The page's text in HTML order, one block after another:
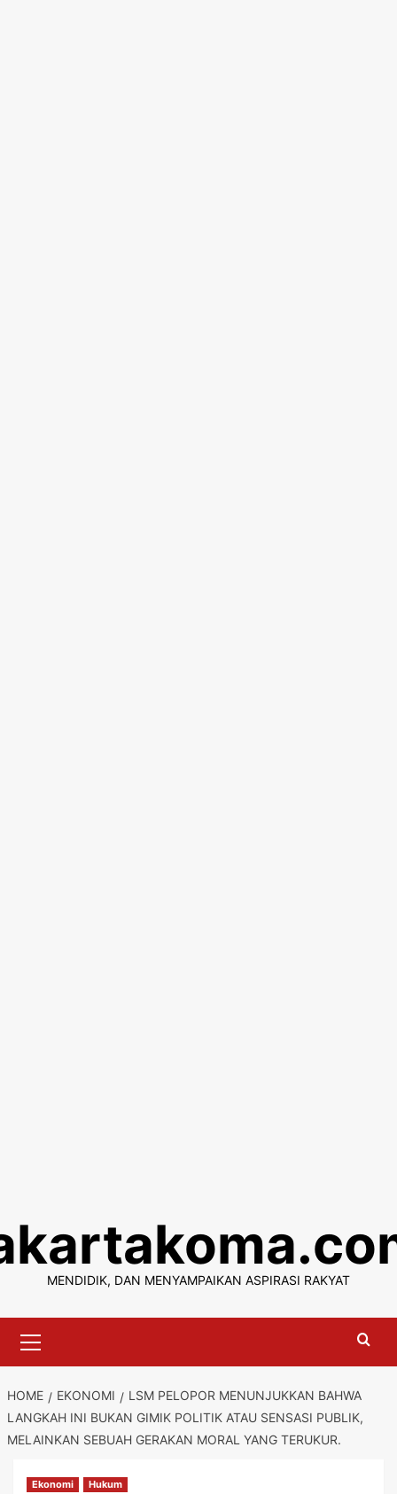
content
MENDIDIK, DAN MENYAMPAIKAN ASPIRASI RAKYAT
Menu
HOME EKONOMI
LSM PELOPOR MENUNJUKKAN BAHWA
LANGKAH INI BUKAN GIMIK POLITIK ATAU SENSASI PUBLIK,
MELAINKAN SEBUAH GERAKAN MORAL YANG TERUKUR.
Ekonomi Hukum